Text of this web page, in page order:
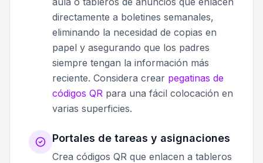
directamente a boletines semanales,
eliminando la necesidad de copias en
papel y asegurando que los padres
siempre tengan la información más
reciente. Considera crear pegatinas de
códigos QR para una fácil colocación en
varias superficies.
Portales de tareas y asignaciones
Crea códigos QR que enlacen a tableros